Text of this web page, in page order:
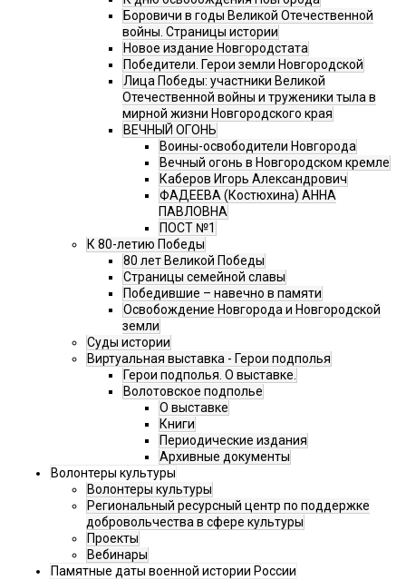
Боровичи в годы Великой Отечественной
войны. Страницы истории
Новое издание Новгородстата
Победители. Герои земли Новгородской
Лица Победы: участники Великой
Отечественной войны и труженики тыла в
мирной жизни Новгородского края
ВЕЧНЫЙ ОГОНЬ
Воины-освободители Новгорода
Вечный огонь в Новгородском кремле
Каберов Игорь Александрович
ФАДЕЕВА (Костюхина) АННА
ПАВЛОВНА
ПОСТ №1
К 80-летию Победы
80 лет Великой Победы
Страницы семейной славы
Победившие – навечно в памяти
Освобождение Новгорода и Новгородской
земли
Суды истории
Виртуальная выставка - Герои подполья
Герои подполья. О выставке.
Волотовское подполье
О выставке
Книги
Периодические издания
Архивные документы
Волонтеры культуры
Волонтеры культуры
Региональный ресурсный центр по поддержке
добровольчества в сфере культуры
Проекты
Вебинары
Памятные даты военной истории России